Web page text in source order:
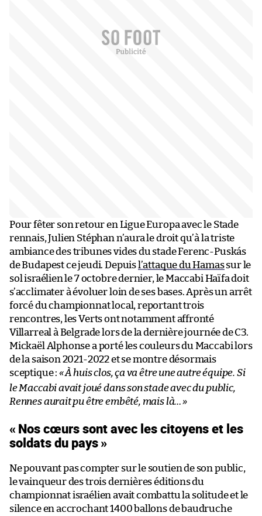
Pour fêter son retour en Ligue Europa avec le Stade
rennais, Julien Stéphan n’aura le droit qu’à la triste
ambiance des tribunes vides du stade Ferenc-Puskás
de Budapest ce jeudi. Depuis l’attaque du Hamassur le
sol israélien le 7 octobre dernier, le Maccabi Haïfa doit
s’acclimater à évoluer loin de ses bases. Après un arrêt
forcé du championnat local, reportant trois
rencontres, les Verts ont notamment affronté
Villarreal à Belgrade lors de la dernière journée de C3.
Mickaël Alphonse a porté les couleurs du Maccabi lors
de la saison 2021-2022 et se montre désormais
sceptique : «À huis clos, ça va être une autre équipe. Si
le Maccabi avait joué dans son stade avec du public,
Rennes aurait pu être embêté, mais là…»
« Nos cœurs sont avec les citoyens et les
soldats du pays »
Ne pouvant pas compter sur le soutien de son public,
le vainqueur des trois dernières éditions du
championnat israélien avait combattu la solitude et le
silence en accrochant 1400 ballons de baudruche